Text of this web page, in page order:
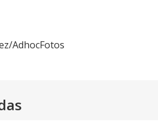
AdhocFotos